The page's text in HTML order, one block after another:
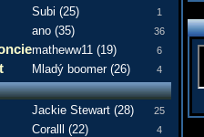
Subi (25)
1
ano (35)
36
matheww11 (19)
6
Mladý boomer (26) 4
Jackie Stewart (28)
25
Coralll (22)
4